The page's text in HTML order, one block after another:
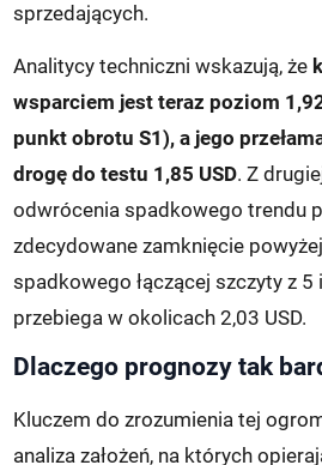
sprzedających.
Analitycy techniczni wskazują, że
wsparciem jest teraz poziom
punkt obrotu S1), a jego
drogę do testu 1,85 USD. Z
odwrócenia spadkowego trendu
zdecydowane zamknięcie
spadkowego łączącej szczyty z
przebiega w okolicach 2,03 USD.
Dlaczego prognozy tak
Kluczem do zrozumienia tej
analiza założeń, na których